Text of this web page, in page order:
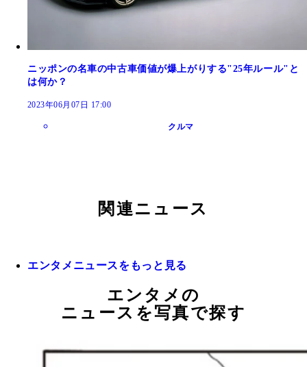
ニッポンの名車の中古車価値が爆上がりする"25年ルール"と
は何か？
2023年06月07日 17:00
クルマ
関連ニュース
エンタメニュースをもっと見る
エンタメの
ニュースを写真で探す